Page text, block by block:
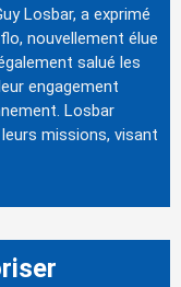
Losbar, a exprimé
nouvellement élue
salué les
engagement
Losbar
missions, visant